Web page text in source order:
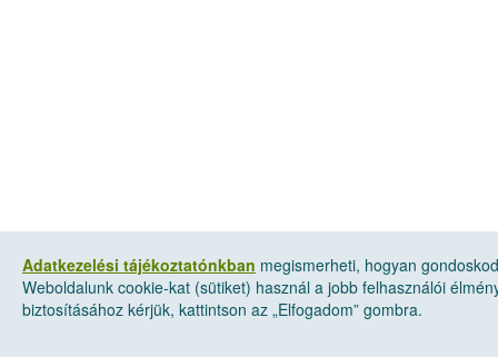
Adatkezelési tájékoztatónkban megismerheti, hogyan
Weboldalunk cookie-kat (sütiket) használ a jobb felhasználói
biztosításához kérjük, kattintson az „Elfogadom” gombra.